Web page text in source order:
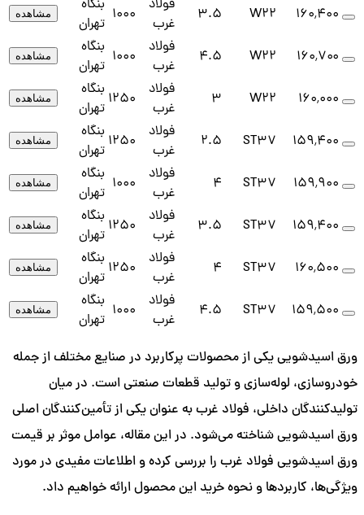
۱۶۰٬۴۰۰ W22
3.5
فولاد
غرب
1000 بنگاه
تهران
مشاهده
۱۶۰٬۷۰۰ W22
4.5
فولاد
غرب
1000 بنگاه
تهران
مشاهده
۱۶۰٬۰۰۰ W22
3
فولاد
غرب
1250 بنگاه
تهران
مشاهده
۱۵۹٬۴۰۰ ST37
2.5
فولاد
غرب
1250 بنگاه
تهران
مشاهده
۱۵۹٬۹۰۰ ST37
4
فولاد
غرب
1000 بنگاه
تهران
مشاهده
۱۵۹٬۴۰۰ ST37
3.5
فولاد
غرب
1250 بنگاه
تهران
مشاهده
۱۶۰٬۵۰۰ ST37
4
فولاد
غرب
1250 بنگاه
تهران
مشاهده
۱۵۹٬۵۰۰ ST37
4.5
فولاد
غرب
1000 بنگاه
تهران
مشاهده
ورق اسیدشویی یکی از محصولات پرکاربرد در صنایع مختلف از جمله
خودروسازی، لوله‌سازی و تولید قطعات صنعتی است. در میان
تولیدکنندگان داخلی، فولاد غرب به عنوان یکی از تأمین‌کنندگان اصلی
ورق اسیدشویی شناخته می‌شود. در این مقاله، عوامل موثر بر قیمت
ورق اسیدشویی فولاد غرب را بررسی کرده و اطلاعات مفیدی در مورد
ویژگی‌ها، کاربردها و نحوه خرید این محصول ارائه خواهیم داد.